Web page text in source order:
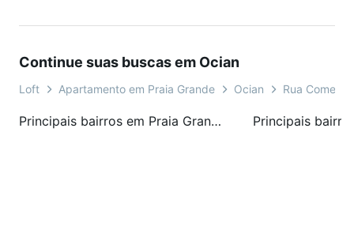
Continue suas buscas em Ocian
Loft Apartamento em Praia Grande Ocian Rua
Principais bairros em Praia Grande, SP